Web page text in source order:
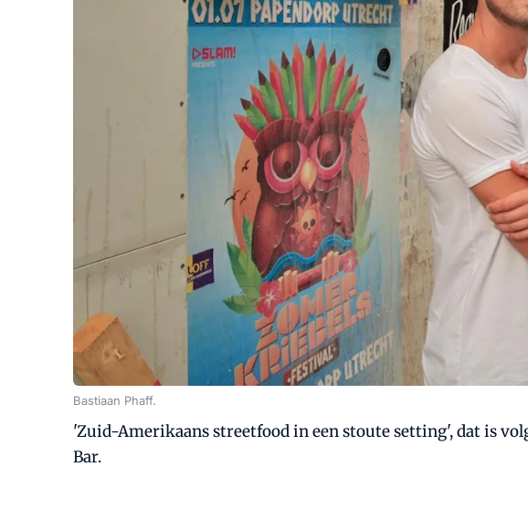
Bastiaan Phaff.
'Zuid-Amerikaans streetfood in een stoute setting', dat is
Bar.